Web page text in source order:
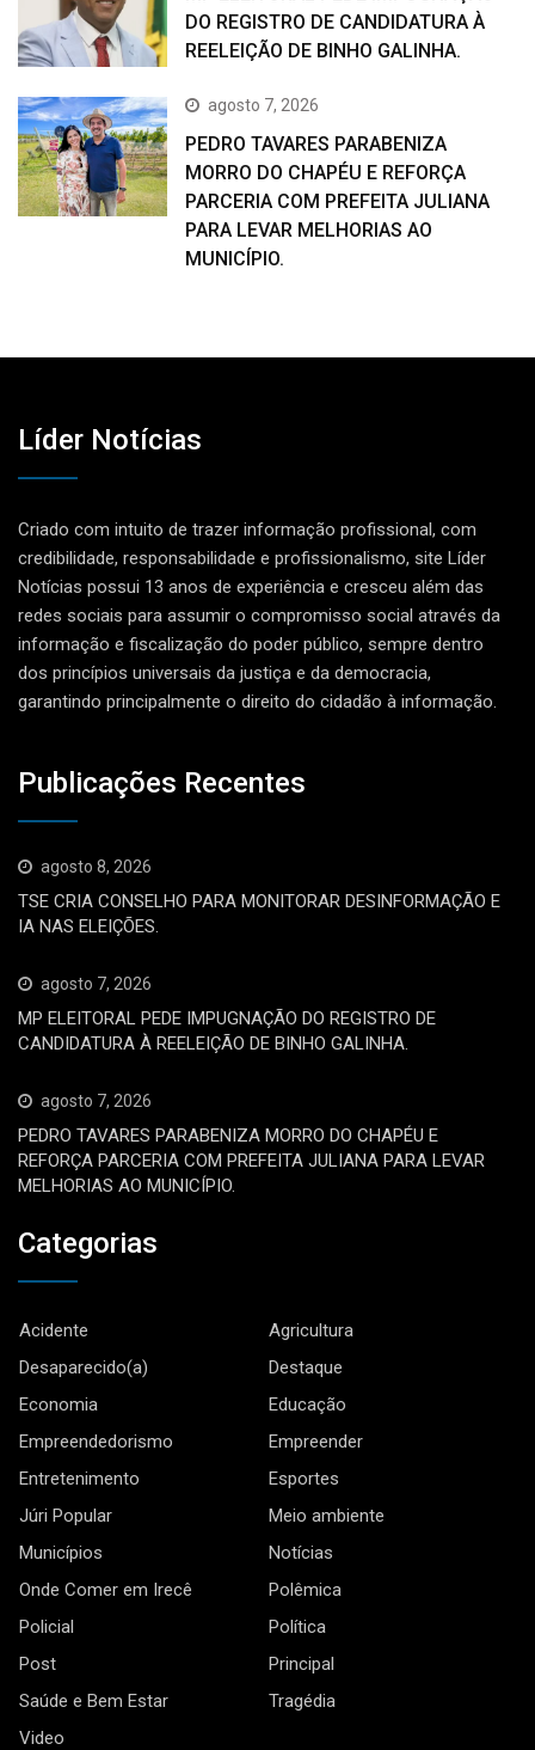
DO REGISTRO DE CANDIDATURA À
REELEIÇÃO DE BINHO GALINHA.
agosto 7, 2026
PEDRO TAVARES PARABENIZA
MORRO DO CHAPÉU E REFORÇA
PARCERIA COM PREFEITA JULIANA
PARA LEVAR MELHORIAS AO
MUNICÍPIO.
Líder Notícias
Criado com intuito de trazer informação profissional, com
credibilidade, responsabilidade e profissionalismo, site Líder
Notícias possui 13 anos de experiência e cresceu além das
redes sociais para assumir o compromisso social através da
informação e fiscalização do poder público, sempre dentro
dos princípios universais da justiça e da democracia,
garantindo principalmente o direito do cidadão à informação.
Publicações Recentes
agosto 8, 2026
TSE CRIA CONSELHO PARA MONITORAR DESINFORMAÇÃO E
IA NAS ELEIÇÕES.
agosto 7, 2026
MP ELEITORAL PEDE IMPUGNAÇÃO DO REGISTRO DE
CANDIDATURA À REELEIÇÃO DE BINHO GALINHA.
agosto 7, 2026
PEDRO TAVARES PARABENIZA MORRO DO CHAPÉU E
REFORÇA PARCERIA COM PREFEITA JULIANA PARA LEVAR
MELHORIAS AO MUNICÍPIO.
Categorias
Acidente
Agricultura
Desaparecido(a)
Destaque
Economia
Educação
Empreendedorismo
Empreender
Entretenimento
Esportes
Júri Popular
Meio ambiente
Municípios
Notícias
Onde Comer em Irecê
Polêmica
Policial
Política
Post
Principal
Saúde e Bem Estar
Tragédia
Video